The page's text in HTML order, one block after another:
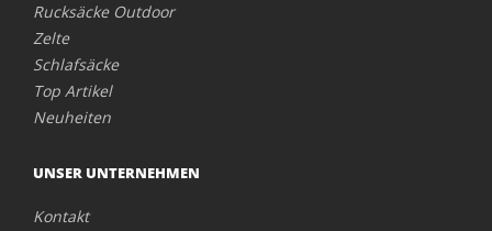
Rucksäcke Outdoor
Zelte
Schlafsäcke
Top Artikel
Neuheiten
UNSER UNTERNEHMEN
Kontakt